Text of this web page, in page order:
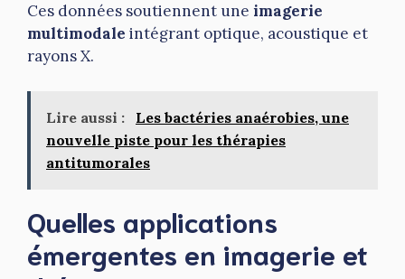
Ces données soutiennent une imagerie
multimodale intégrant optique, acoustique et
rayons X.
Lire aussi :
Les bactéries anaérobies, une
nouvelle piste pour les thérapies
antitumorales
Quelles applications
émergentes en imagerie et